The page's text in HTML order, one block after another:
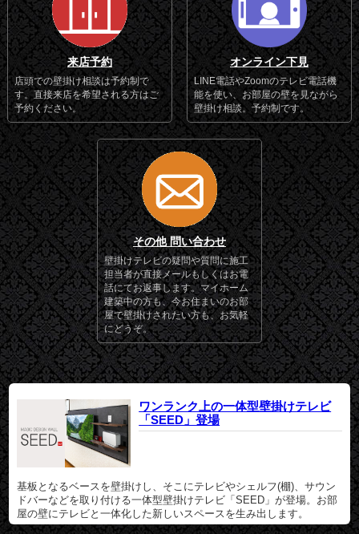
来店予約
店頭での壁掛け相談は予約制で
す。直接来店を希望される方はご
予約ください。
オンライン下見
LINE電話やZoomのテレビ電話機
能を使い、お部屋の壁を見ながら
壁掛け相談。予約制です。
その他 問い合わせ
壁掛けテレビの疑問や質問に施工
担当者が直接メールもしくはお電
話にてお返事します。マイホーム
建築中の方も、今お住まいのお部
屋で壁掛けされたい方も、お気軽
にどうぞ。
ワンランク上の一体型壁掛けテレビ
「SEED」登場
基板となるベースを壁掛けし、そこにテレビやシェルフ(棚)、サウン
ドバーなどを取り付ける一体型壁掛けテレビ「SEED」が登場。お部
屋の壁にテレビと一体化した新しいスペースを生み出します。